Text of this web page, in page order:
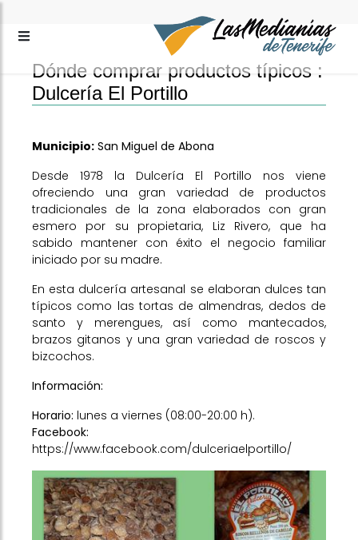
Dónde comprar productos típicos :
Dulcería El Portillo
Municipio: San Miguel de Abona
Desde 1978 la Dulcería El Portillo nos viene
ofreciendo una gran variedad de productos
tradicionales de la zona elaborados con gran
esmero por su propietaria, Liz Rivero, que ha
sabido mantener con éxito el negocio familiar
iniciado por su madre.
En esta dulcería artesanal se elaboran dulces tan
típicos como las tortas de almendras, dedos de
santo y merengues, así como mantecados,
brazos gitanos y una gran variedad de roscos y
bizcochos.
Información:
Horario: lunes a viernes (08:00-20:00 h).
Facebook:
https://www.facebook.com/dulceriaelportillo/